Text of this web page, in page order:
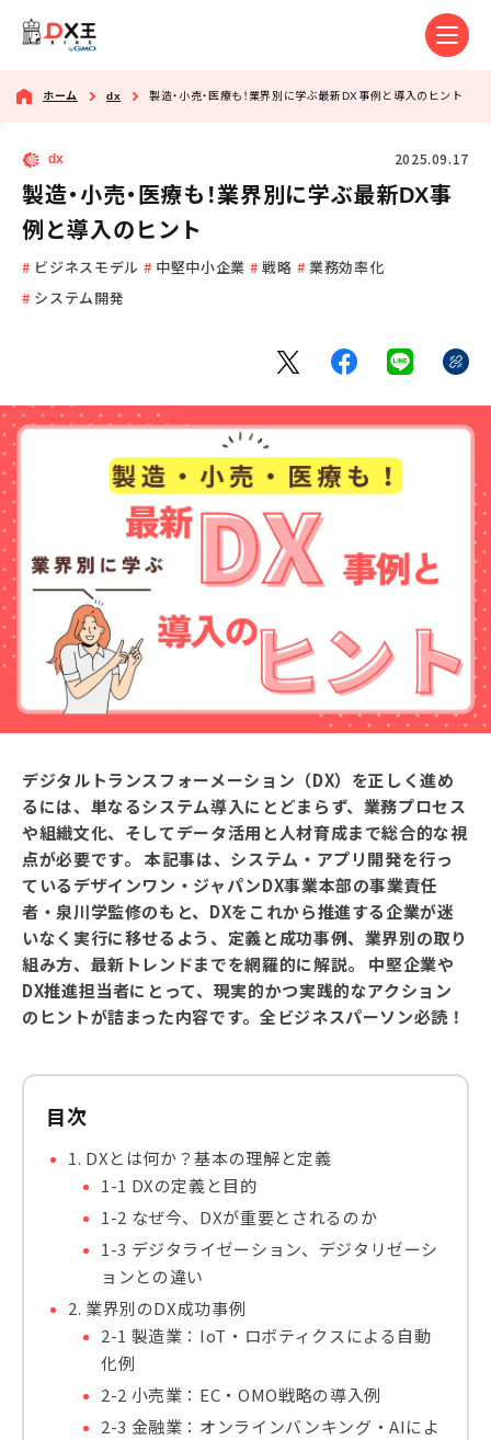
ホーム dx 製造・小売・医療も！業界別に学ぶ最新DX事例と導入のヒント
dx 2025.09.17
製造・小売・医療も！業界別に学ぶ最新DX事
例と導入のヒント
ビジネスモデル 中堅中小企業 戦略
業務効率化
システム開発
デジタルトランスフォーメーション（DX）を正しく進め
るには、単なるシステム導入にとどまらず、業務プロセス
や組織文化、そしてデータ活用と人材育成まで総合的な視
点が必要です。 本記事は、システム・アプリ開発を行っ
ているデザインワン・ジャパンDX事業本部の事業責任
者・泉川学監修のもと、DXをこれから推進する企業が迷
いなく実行に移せるよう、定義と成功事例、業界別の取り
組み方、最新トレンドまでを網羅的に解説。 中堅企業や
DX推進担当者にとって、現実的かつ実践的なアクション
のヒントが詰まった内容です。全ビジネスパーソン必読！
目次
1. DXとは何か？基本の理解と定義
1-1 DXの定義と目的
1-2 なぜ今、DXが重要とされるのか
1-3 デジタライゼーション、デジタリゼーシ
ョンとの違い
2. 業界別のDX成功事例
2-1 製造業：IoT・ロボティクスによる自動
化例
2-2 小売業：EC・OMO戦略の導入例
2-3 金融業：オンラインバンキング・AIによ